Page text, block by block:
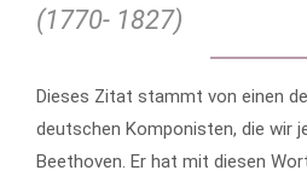
(1770- 1827)
Dieses Zitat stammt von einen
deutschen Komponisten, die wir
Beethoven. Er hat mit diesen